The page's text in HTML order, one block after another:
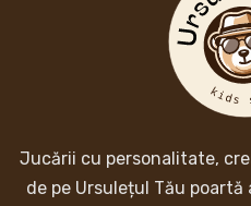
Jucării cu personalitate,
de pe Ursulețul Tău